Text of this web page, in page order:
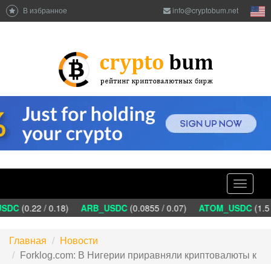
В избранное info@cryptobum.net
Toggle
(0.22 / 0.18) ARB_USDC(0.0855 / 0.07) ATOM_USDC(1.5
Главная
Новости
Forklog.com: В Нигерии приравняли криптовалюты к